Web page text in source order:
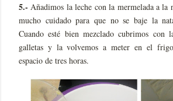
5.-Añadimos la leche con la mermelada a la
mucho cuidado para que no se baje la
Cuando esté bien mezclado cubrimos con
galletas y la volvemos a meter en el
espacio de tres horas.